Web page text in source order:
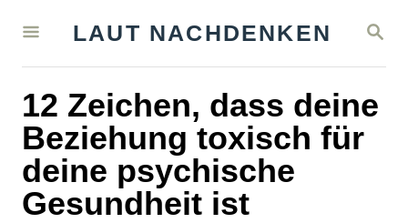
S
A
C
H
LAUT NACHDENKEN
12 Zeichen, dass deine
Beziehung toxisch für
deine psychische
Gesundheit ist